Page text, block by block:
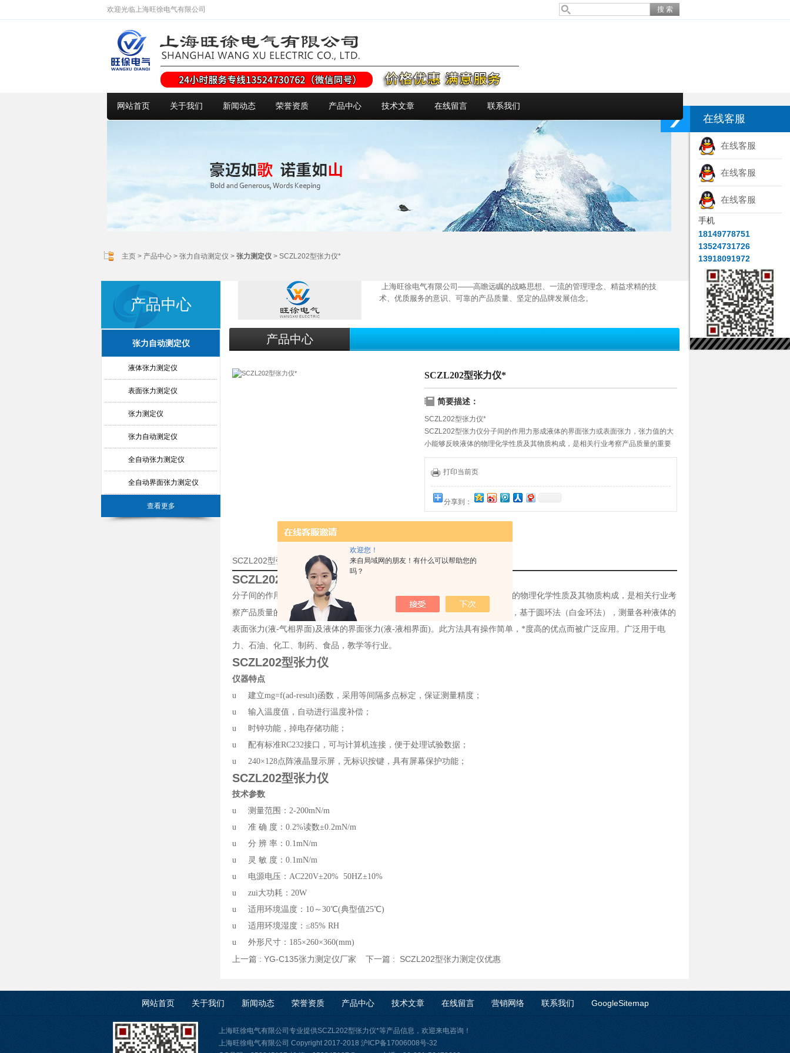
欢迎您！
来自局域网的朋友！有什么可以帮助您的
吗？
欢迎光临上海旺徐电气有限公司
网站首页 关于我们 新闻动态 荣誉资质 产品中心 技术文章 在线留言 联系我们
主页 > 产品中心 > 张力自动测定仪 > 张力测定仪 > SCZL202型张力仪*
产品中心
张力自动测定仪
液体张力测定仪
表面张力测定仪
张力测定仪
张力自动测定仪
全自动张力测定仪
全自动界面张力测定仪
查看更多
上海旺徐电气有限公司——高瞻远瞩的战略思想、一流的管理理念、精益求精的技
术、优质服务的意识、可靠的产品质量、坚定的品牌发展信念。
产品中心
SCZL202型张力仪*
简要描述：
SCZL202型张力仪*
SCZL202型张力仪分子间的作用力形成液体的界面张力或表面张力，张力值的大
小能够反映液体的物理化学性质及其物质构成，是相关行业考察产品质量的重要
指标之一。SCZL202全自动张力测定仪适用GB/T6541标准，基于圆环法（白金
环法），测量各种液体的表面张力（液-气相界面）及液体的界面张力（液-液相界
打印当前页
分享到：
SCZL202型张力仪*的详细资料：
SCZL202型张力仪
分子间的作用力形成液体的界面张力或表面张力，张力值的大小能够反映液体的物理化学性质及其物质构成，是相关行业考
察产品质量的重要指标之一。
SCZL202 全自动张力测定仪适用GB/T6541 标准， 基于圆环法（白金环法），测量各种液体的
表面张力(液-气相界面)及液体的界面张力(液-液相界面)。此方法具有操作简单，*度高的优点而被广泛应用。广泛用于电
力、石油、化工、制药、食品，教学等行业。
SCZL202型张力仪
仪器特点
u
建立mg=f(ad-result)函数，采用等间隔多点标定，保证测量精度；
u
输入温度值，自动进行温度补偿；
u
时钟功能，掉电存储功能；
u
配有标准RC232接口，可与计算机连接，便于处理试验数据；
u
240×128点阵液晶显示屏，无标识按键，具有屏幕保护功能；
SCZL202型张力仪
技术参数
u
测量范围：2-200mN/m
u
准 确 度： 0.2%读数±0.2mN/m
u
分 辨 率：0.1mN/m
u
灵 敏 度：0.1mN/m
u
电源电压：AC220V±20% 50HZ±10%
u
zui大功耗：20W
u
适用环境温度：10～30℃(典型值25℃)
u
适用环境湿度：≤85% RH
u
外形尺寸：185×260×360(mm)
上一篇 : YG-C135张力测定仪厂家 下一篇 : SCZL202型张力测定仪优惠
网站首页 关于我们 新闻动态 荣誉资质 产品中心 技术文章 在线留言 营销网络 联系我们 GoogleSitemap
上海旺徐电气有限公司专业提供SCZL202型张力仪*等产品信息，欢迎来电咨询！
上海旺徐电气有限公司 Copyright 2017-2018 沪ICP备17006008号-32
在线客服
在线客服
在线客服
在线客服
手机
18149778751
13524731726
13918091972